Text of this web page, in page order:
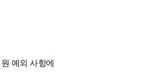
예외 사항에